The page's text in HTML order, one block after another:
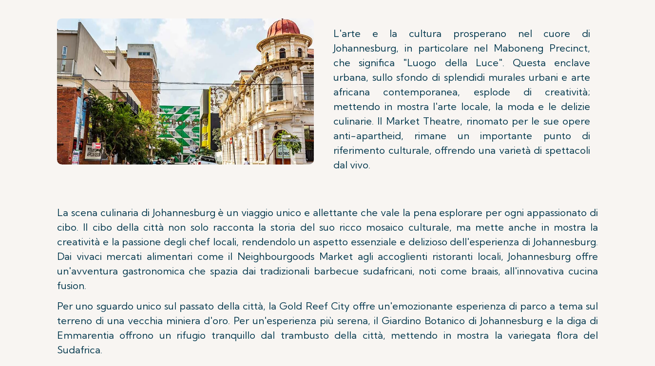
L'arte e la cultura prosperano nel cuore di
Johannesburg, in particolare nel Maboneng Precinct,
che significa "Luogo della Luce". Questa enclave
urbana, sullo sfondo di splendidi murales urbani e arte
africana contemporanea, esplode di creatività;
mettendo in mostra l'arte locale, la moda e le delizie
culinarie. Il Market Theatre, rinomato per le sue opere
anti-apartheid, rimane un importante punto di
riferimento culturale, offrendo una varietà di spettacoli
dal vivo.
La scena culinaria di Johannesburg è un viaggio unico e allettante che vale la pena esplorare per ogni appassionato di
cibo. Il cibo della città non solo racconta la storia del suo ricco mosaico culturale, ma mette anche in mostra la
creatività e la passione degli chef locali, rendendolo un aspetto essenziale e delizioso dell'esperienza di Johannesburg.
Dai vivaci mercati alimentari come il Neighbourgoods Market agli accoglienti ristoranti locali, Johannesburg offre
un'avventura gastronomica che spazia dai tradizionali barbecue sudafricani, noti come braais, all'innovativa cucina
fusion.
Per uno sguardo unico sul passato della città, la Gold Reef City offre un'emozionante esperienza di parco a tema sul
terreno di una vecchia miniera d'oro. Per un'esperienza più serena, il Giardino Botanico di Johannesburg e la diga di
Emmarentia offrono un rifugio tranquillo dal trambusto della città, mettendo in mostra la variegata flora del
Sudafrica.